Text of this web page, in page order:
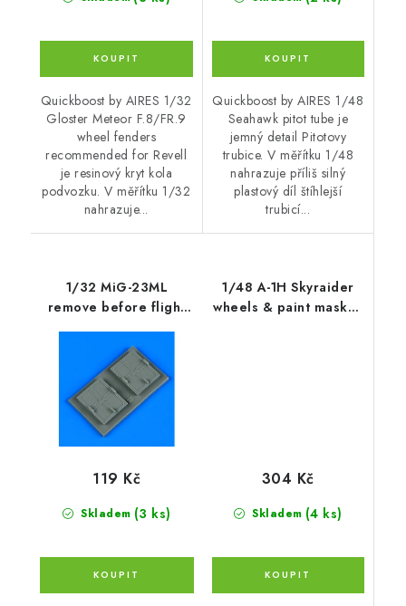
Quickboost by AIRES 1/32
Gloster Meteor F.8/FR.9
wheel fenders
recommended for Revell
je resinový kryt kola
podvozku. V měřítku 1/32
nahrazuje...
Quickboost by AIRES 1/48
Seahawk pitot tube je
jemný detail Pitotovy
trubice. V měřítku 1/48
nahrazuje příliš silný
plastový díl štíhlejší
trubicí...
1/32 MiG-23ML
remove before flight
covers - TRUMPETER
Skladem (3 ks)
119 Kč
1/48 A-1H Skyraider
wheels & paint masks -
Skladem (4 ks)
304 Kč